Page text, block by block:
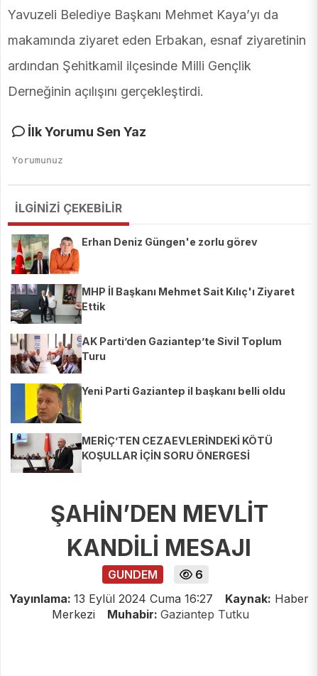
Yavuzeli Belediye Başkanı Mehmet Kaya’yı da
makamında ziyaret eden Erbakan, esnaf ziyaretinin
ardından Şehitkamil ilçesinde Milli Gençlik
Derneğinin açılışını gerçekleştirdi.
İlk Yorumu Sen Yaz
İLGİNİZİ ÇEKEBİLİR
Erhan Deniz Güngen'e zorlu görev
MHP İl Başkanı Mehmet Sait Kılıç'ı Ziyaret
Ettik
AK Parti’den Gaziantep’te Sivil Toplum
Turu
Yeni Parti Gaziantep il başkanı belli oldu
MERİÇ’TEN CEZAEVLERİNDEKİ KÖTÜ
KOŞULLAR İÇİN SORU ÖNERGESİ
ŞAHİN’DEN MEVLİT
KANDİLİ MESAJI
GUNDEM
6
Yayınlama: 13 Eylül 2024 Cuma 16:27 Kaynak: Haber
Merkezi
Muhabir: Gaziantep Tutku